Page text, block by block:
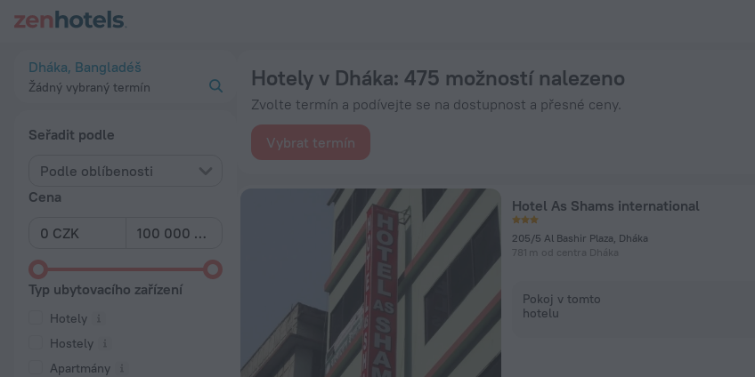
Dháka, Bangladéš
Žádný vybraný termín
Seřadit podle
Podle oblíbenosti
Cena
Typ ubytovacího zařízení
Hotely
Hostely
Apartmány
Hotely v Dháka: 475 možností nalezeno
Zvolte termín a podívejte se na dostupnost a přesné ceny.
Vybrat termín
Hotel As Shams international
205/5 Al Bashir Plaza, Dháka
781 m od centra Dháka
Pokoj v tomto
hotelu
20 nejlepších Hotely v Dháka 2026 od 411 Kč - Rezervujte nyní na ZenHotels.com